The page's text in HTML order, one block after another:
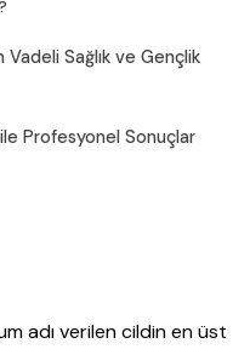
Vadeli Sağlık ve Gençlik
Profesyonel Sonuçlar
adı verilen cildin en üst